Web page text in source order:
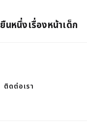
ยืนหนึ่งเรื่องหน้าเด็ก
ติดต่อเรา